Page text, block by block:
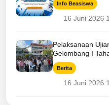
Info Beasiswa
16 Juni 2026
Pelaksanaan
Gelombang I
Berita
16 Juni 2026